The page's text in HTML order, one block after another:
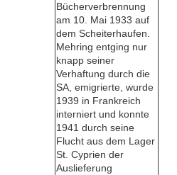
Bücherverbrennung
am 10. Mai 1933 auf
dem Scheiterhaufen.
Mehring entging nur
knapp seiner
Verhaftung durch die
SA, emigrierte, wurde
1939 in Frankreich
interniert und konnte
1941 durch seine
Flucht aus dem Lager
St. Cyprien der
Auslieferung